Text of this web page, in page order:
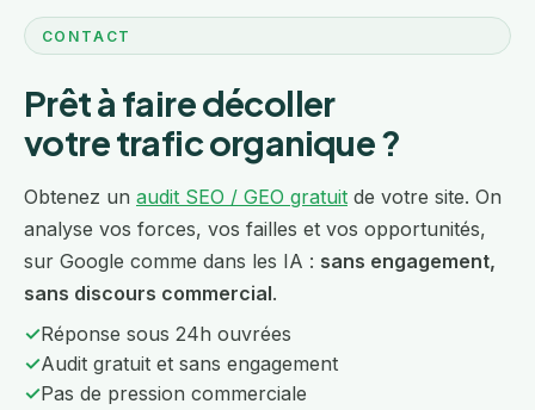
CONTACT
Prêt à faire décoller
votre trafic organique ?
Obtenez un audit SEO / GEO gratuit de votre site. On
analyse vos forces, vos failles et vos opportunités,
sur Google comme dans les IA : sans engagement,
sans discours commercial.
✓Réponse sous 24h ouvrées
✓Audit gratuit et sans engagement
✓Pas de pression commerciale